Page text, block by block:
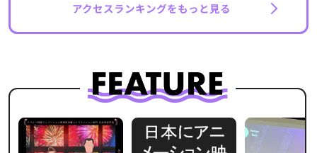
アクセスランキングをもっと見る